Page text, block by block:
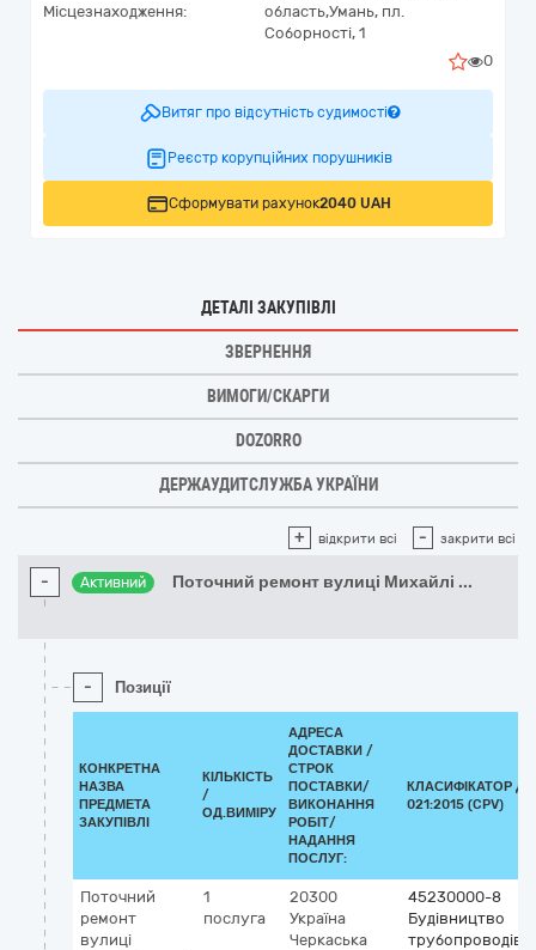
Місцезнаходження:
область,Умань, пл.
Соборності, 1
0
Витяг про відсутність судимості
Реєстр корупційних порушників
Сформувати рахунок2040 UAH
ДЕТАЛІ ЗАКУПІВЛІ
ЗВЕРНЕННЯ
ВИМОГИ/СКАРГИ
DOZORRO
ДЕРЖАУДИТСЛУЖБА УКРАЇНИ
+ відкрити всі - закрити всі
- Активний Поточний ремонт вулиці Михайлі ...
- Позиції
КОНКРЕТНА
НАЗВА
ПРЕДМЕТА
ЗАКУПІВЛІ
КІЛЬКІСТЬ
/
ОД.ВИМІРУ
АДРЕСА
ДОСТАВКИ /
СТРОК
ПОСТАВКИ/
ВИКОНАННЯ
РОБІТ/
НАДАННЯ
ПОСЛУГ:
КЛАСИФІКАТОР ДК
021:2015 (CPV)
Поточний
ремонт
вулиці
1
послуга
20300
Україна
Черкаська
45230000-8
Будівництво
трубопроводів,